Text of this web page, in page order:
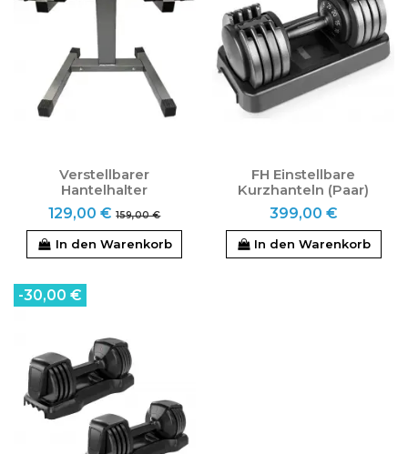
Verstellbarer
Hantelhalter
129,00 € 159,00 €
In den Warenkorb
FH Einstellbare
Kurzhanteln (Paar)
399,00 €
In den Warenkorb
-30,00 €